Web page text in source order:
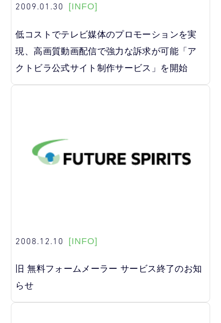
2009.01.30 [INFO]
低コストでテレビ媒体のプロモーションを実
現、高画質動画配信で強力な訴求が可能「ア
クトビラ公式サイト制作サービス」を開始
2008.12.10 [INFO]
旧 無料フォームメーラー サービス終了のお知
らせ